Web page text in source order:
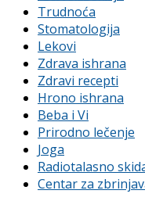
Trudnoća
Stomatologija
Lekovi
Zdrava ishrana
Zdravi recepti
Hrono ishrana
Beba i Vi
Prirodno lečenje
Joga
Radiotalasno
Centar za